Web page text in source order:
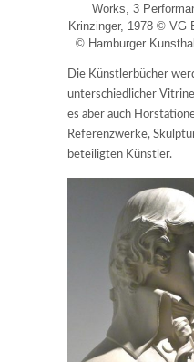
Works, 3
Krinzinger, 1978 © VG
© Hamburger
Die Künstlerbücher
unterschiedlicher
es aber auch
Referenzwerke,
beteiligten Künstler.